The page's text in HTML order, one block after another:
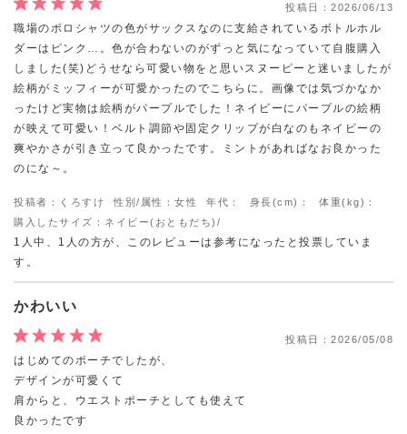
投稿日： 2026/06/13
職場のポロシャツの色がサックスなのに支給されているボトルホル
ダーはピンク…。色が合わないのがずっと気になっていて自腹購入
しました(笑)どうせなら可愛い物をと思いスヌーピーと迷いましたが
絵柄がミッフィーが可愛かったのでこちらに。画像では気づかなか
ったけど実物は絵柄がパープルでした！ネイビーにパープルの絵柄
が映えて可愛い！ベルト調節や固定クリップが白なのもネイビーの
爽やかさが引き立って良かったです。ミントがあればなお良かった
のにな～。
投稿者：くろすけ 性別/属性：女性 年代： 身長(cm)：
体重(kg)：
購入したサイズ：ネイビー(おともだち)/
1人中、1人の方が、このレビューは参考になったと投票していま
す。
かわいい
投稿日： 2026/05/08
はじめてのポーチでしたが、
デザインが可愛くて
肩からと、ウエストポーチとしても使えて
良かったです